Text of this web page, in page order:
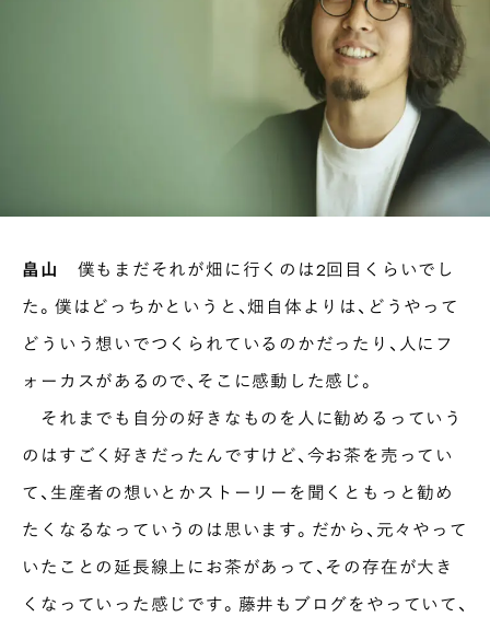
畠山
僕もまだそれが畑に行くのは2回目くらいでし
た。僕はどっちかというと、畑自体よりは、どうやって
どういう想いでつくられているのかだったり、人にフ
ォーカスがあるので、そこに感動した感じ。
それまでも自分の好きなものを人に勧めるっていう
のはすごく好きだったんですけど、今お茶を売ってい
て、生産者の想いとかストーリーを聞くともっと勧め
たくなるなっていうのは思います。だから、元々やって
いたことの延長線上にお茶があって、その存在が大き
くなっていった感じです。藤井もブログをやっていて、